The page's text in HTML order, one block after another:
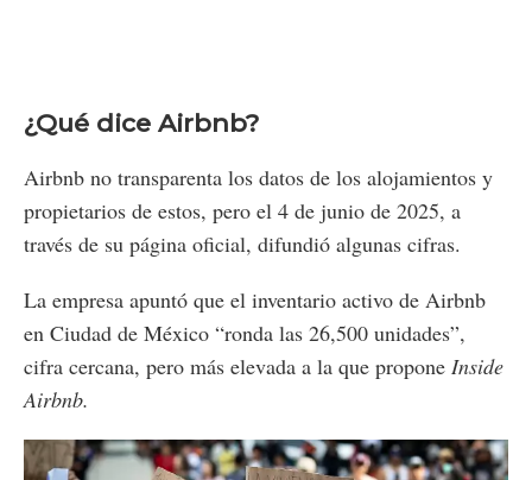
¿Qué dice Airbnb?
Airbnb no transparenta los datos de los alojamientos y
propietarios de estos, pero el 4 de junio de 2025, a
través de su página oficial, difundió algunas cifras.
La empresa apuntó que el inventario activo de Airbnb
en Ciudad de México “ronda las 26,500 unidades”,
cifra cercana, pero más elevada a la que propone Inside
Airbnb.